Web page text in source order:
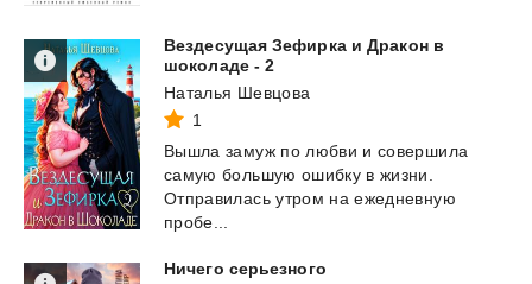
Вездесущая Зефирка и Дракон в
шоколаде - 2
Наталья Шевцова
1
Вышла замуж по любви и совершила
самую большую ошибку в жизни.
Отправилась утром на ежедневную
пробе...
Ничего серьезного